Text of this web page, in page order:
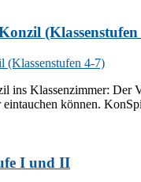
(Klassenstufen
ins Klassenzimmer: Der
können.
I und II